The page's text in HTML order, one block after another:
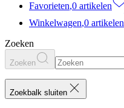
Favorieten,0 artikelen
Winkelwagen,0 artikelen
Zoeken
Zoeken
Zoekbalk sluiten